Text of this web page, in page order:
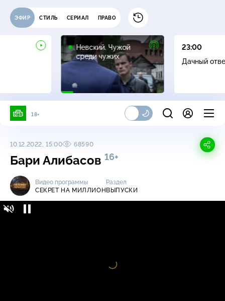
ЭФИР СТИЛЬ СЕРИАЛ ПРАВО
Невский. Чужой
среди чужих
16+
23:00
Дачный
18+
10.12.2022, 15:00 68590
Бари Алибасов 16+
Видео программы
СЕКРЕТ НА МИЛЛИОН
Раздел
ВЫПУСКИ
Видео
проигрыватель